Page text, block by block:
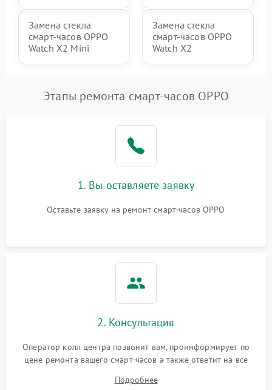
Замена стекла
смарт-часов OPPO
Watch X2 Mini
Замена стекла
смарт-часов OPPO
Watch X2
Этапы ремонта смарт-часов OPPO
1. Вы оставляете заявку
Оставьте заявку на ремонт смарт-часов OPPO
2. Консультация
Оператор колл центра позвонит вам, проинформирует по
цене ремонта вашего смарт-часов а также ответит на все
Подробнее